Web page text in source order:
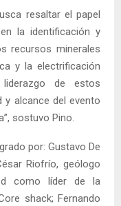
resaltar el papel
la identificación y
recursos minerales
y la electrificación
de estos
alcance del evento
sostuvo Pino.
por: Gustavo De
Riofrío, geólogo
como líder de la
shack; Fernando